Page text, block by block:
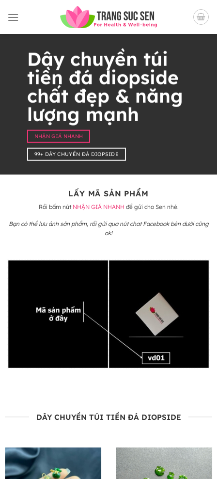
qua
Dây chuyền túi
tiền đá diopside
chất đẹp & năng
lượng mạnh
NHẬN GIÁ NHANH
99+ DÂY CHUYỀN ĐÁ DIOPSIDE
LẤY MÃ SẢN PHẨM
Rồi bấm nút NHẬN GIÁ NHANH để gửi cho Sen nhé.
Bạn có thể lưu ảnh sản phẩm, rồi gửi qua nút chat Facebook bên dưới cũng
ok!
DÂY CHUYỀN TÚI TIỀN ĐÁ DIOPSIDE